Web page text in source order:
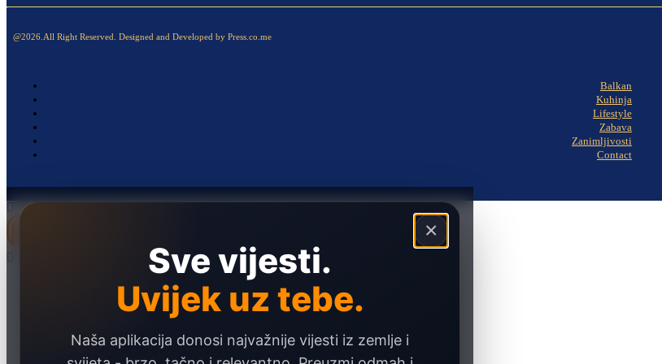
@2026.All Right Reserved. Designed and Developed by Press.co.me
Balkan
Kuhinja
Lifestyle
Zabava
Zanimljivosti
Contact
×
Sve vijesti.
Uvijek uz tebe.
Naša aplikacija donosi najvažnije vijesti iz zemlje i